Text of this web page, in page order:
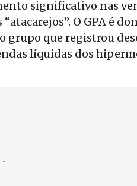
significativo nas
O GPA é
grupo que registrou
líquidas dos